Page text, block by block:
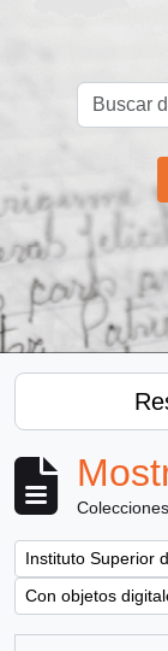
Colecciones
Remove filter:
Instituto Superior
Remove filter:
Con objetos